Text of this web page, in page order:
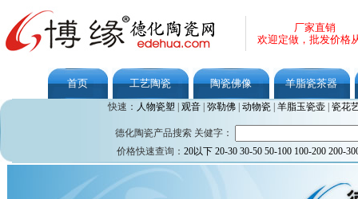
厂家直销
欢迎定做，批发价格
首页 工艺陶瓷 陶瓷佛像 羊脂瓷茶器
快速： 人物瓷塑 观音| 弥勒佛| 动物瓷| 羊脂玉瓷壶| 瓷花
德化陶瓷产品搜索 关健字：
价格快速查询： 20以下 20-30 30-50 50-100 100-200 200-